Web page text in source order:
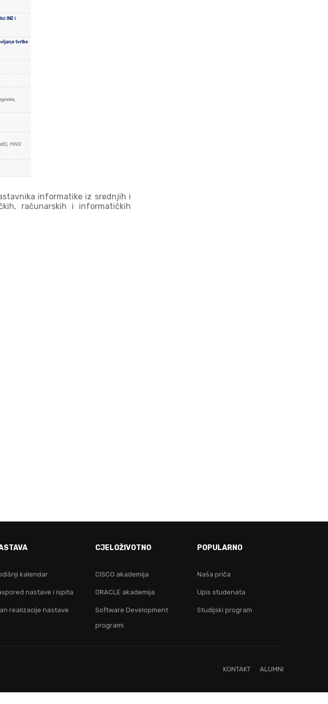
informatike iz srednjih i
računarskih i informatičkih
kalendar
nastave i ispita
realizacije nastave
CJELOŽIVOTNO
CISCO akademija
ORACLE akademija
Software Development
programi
POPULARNO
Naša priča
Upis studenata
Studijski program
KONTAKT ALUMNI
ZA TEBE!